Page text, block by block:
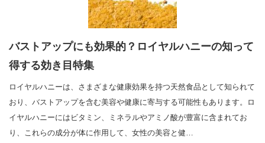
バストアップにも効果的？ロイヤルハニーの知って
得する効き目特集
ロイヤルハニーは、さまざまな健康効果を持つ天然食品として知られて
おり、バストアップを含む美容や健康に寄与する可能性もあります。ロ
イヤルハニーにはビタミン、ミネラルやアミノ酸が豊富に含まれてお
り、これらの成分が体に作用して、女性の美容と健…